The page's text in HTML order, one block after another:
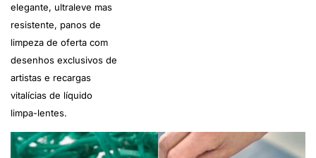
elegante, ultraleve mas
resistente, panos de
limpeza de oferta com
desenhos exclusivos de
artistas e recargas
vitalícias de líquido
limpa-lentes.